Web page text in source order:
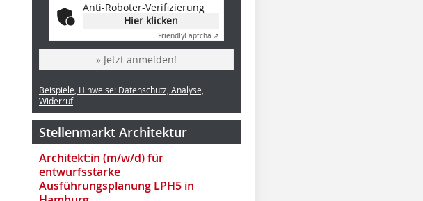
Anti-Roboter-Verifizierung
Hier klicken
FriendlyCaptcha ⇗
» Jetzt anmelden!
Beispiele, Hinweise: Datenschutz, Analyse,
Widerruf
Stellenmarkt Architektur
Architekt:in (m/w/d) für
entwurfsstarke
Ausführungsplanung LPH5 in